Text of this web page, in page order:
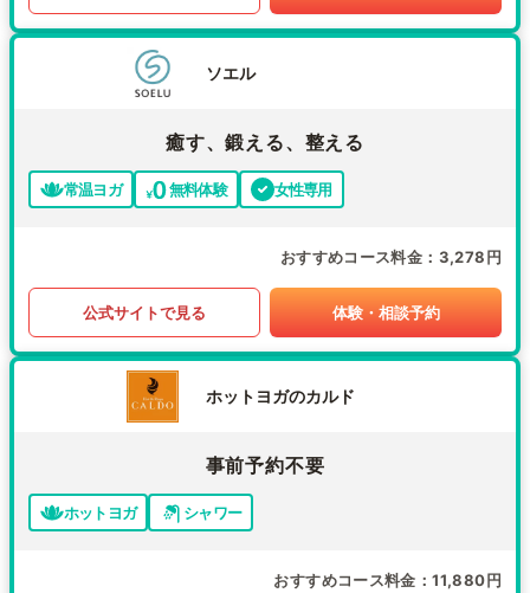
ソエル
癒す、鍛える、整える
常温ヨガ 無料体験 女性専用
おすすめコース料金 3,278円
公式サイトで見る 体験・相談予約
ホットヨガのカルド
事前予約不要
ホットヨガ シャワー
おすすめコース料金 11,880円